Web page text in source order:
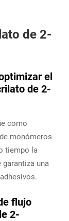
de 2-
el
de 2-
como
monómeros
tiempo la
una
flujo
2-